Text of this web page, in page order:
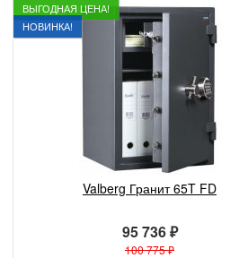
ВЫГОДНАЯ ЦЕНА!
НОВИНКА!
Valberg Гранит 65T FD
95 736 ₽
100 775 ₽